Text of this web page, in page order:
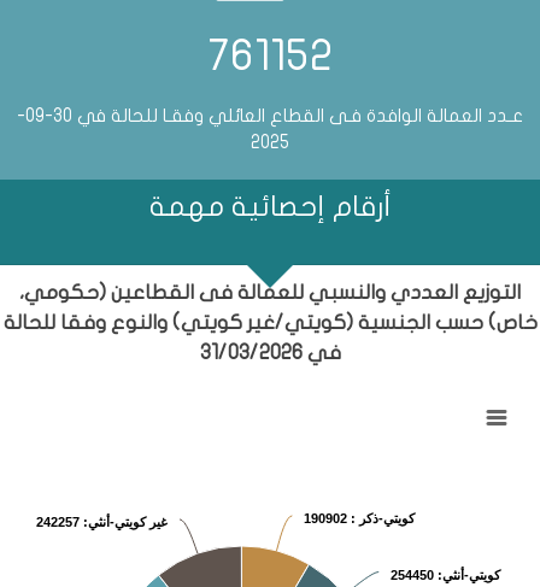
761152
عـدد العمالة الوافدة فـى القطاع العائلي وفقـا للحالة في 30-09-
2025
أرقام إحصائية مهمة
التوزيع العددي والنسبي للعمالة فى القطاعين (حكومي،
خاص) حسب الجنسية (كويتي/غير كويتي) والنوع وفقا للحالة
في 31/03/2026
التوزيع العددي والنسبي للعمالة فى القطاعين (حكومي، خاص)
كويتي-ذكر : 190902
كويتي-أنثي: 254450
غير كويتي-أنثي: 242257